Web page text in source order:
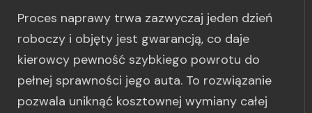
Proces naprawy trwa zazwyczaj jeden dzień
roboczy i objęty jest gwarancją, co daje
kierowcy pewność szybkiego powrotu do
pełnej sprawności jego auta. To rozwiązanie
pozwala uniknąć kosztownej wymiany całej